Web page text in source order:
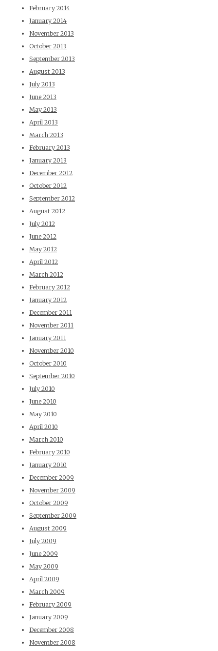
February 2014
January 2014
November 2013
October 2013
September 2013
August 2013
July 2013
June 2013
May 2013
April 2013
March 2013
February 2013
January 2013
December 2012
October 2012
September 2012
August 2012
July 2012
June 2012
May 2012
April 2012
March 2012
February 2012
January 2012
December 2011
November 2011
January 2011
November 2010
October 2010
September 2010
July 2010
June 2010
May 2010
April 2010
March 2010
February 2010
January 2010
December 2009
November 2009
October 2009
September 2009
August 2009
July 2009
June 2009
May 2009
April 2009
March 2009
February 2009
January 2009
December 2008
November 2008